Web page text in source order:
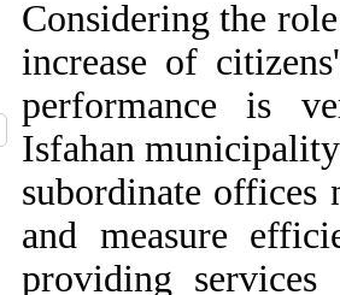
Considering the
increase of
performance is
Isfahan
subordinate offices
and measure
providing